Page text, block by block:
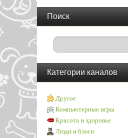
Поиск
Категории каналов
Другое
Компьютерные игры
Красота и здоровье
Люди и блоги